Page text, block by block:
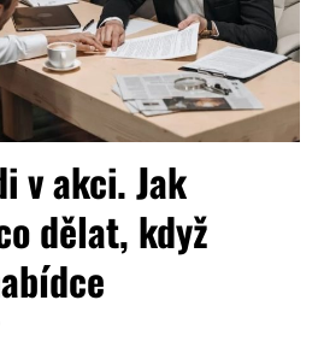
v akci. Jak
dělat, když